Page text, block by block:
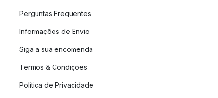
Perguntas Frequentes
Informações de Envio
Siga a sua encomenda
Termos & Condições
Política de Privacidade